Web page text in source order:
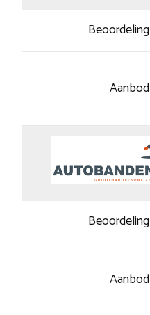
Beoordeling
Aanbod
Beoordeling
Aanbod